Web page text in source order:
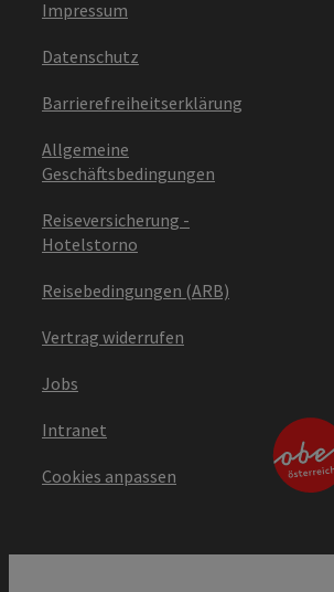
Impressum
Datenschutz
Barrierefreiheitserklärung
Allgemeine
Geschäftsbedingungen
Reiseversicherung -
Hotelstorno
Reisebedingungen (ARB)
Vertrag widerrufen
Jobs
Intranet
Cookies anpassen